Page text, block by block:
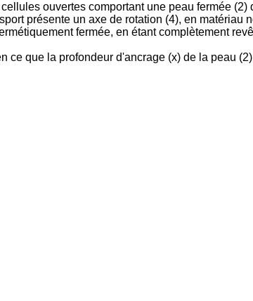
ouvertes comportant une peau fermée
présente un axe de rotation (4), en
fermée, en étant complètement
ce que la profondeur d'ancrage (x) de la peau